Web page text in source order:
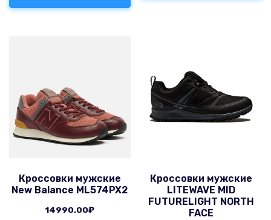
Кроссовки мужские
New Balance ML574PX2
14990.00₽
Кроссовки мужские
LITEWAVE MID
FUTURELIGHT NORTH
FACE